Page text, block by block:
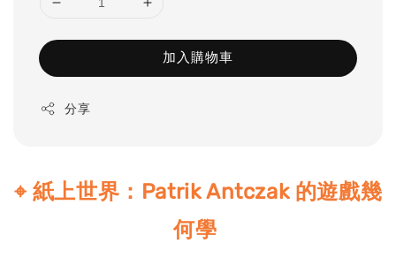
加入購物車
分享
⌖ 紙上世界：Patrik Antczak 的遊戲幾
何學